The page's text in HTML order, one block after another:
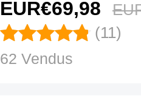
EUR€69,98
(11)
62 Vendus